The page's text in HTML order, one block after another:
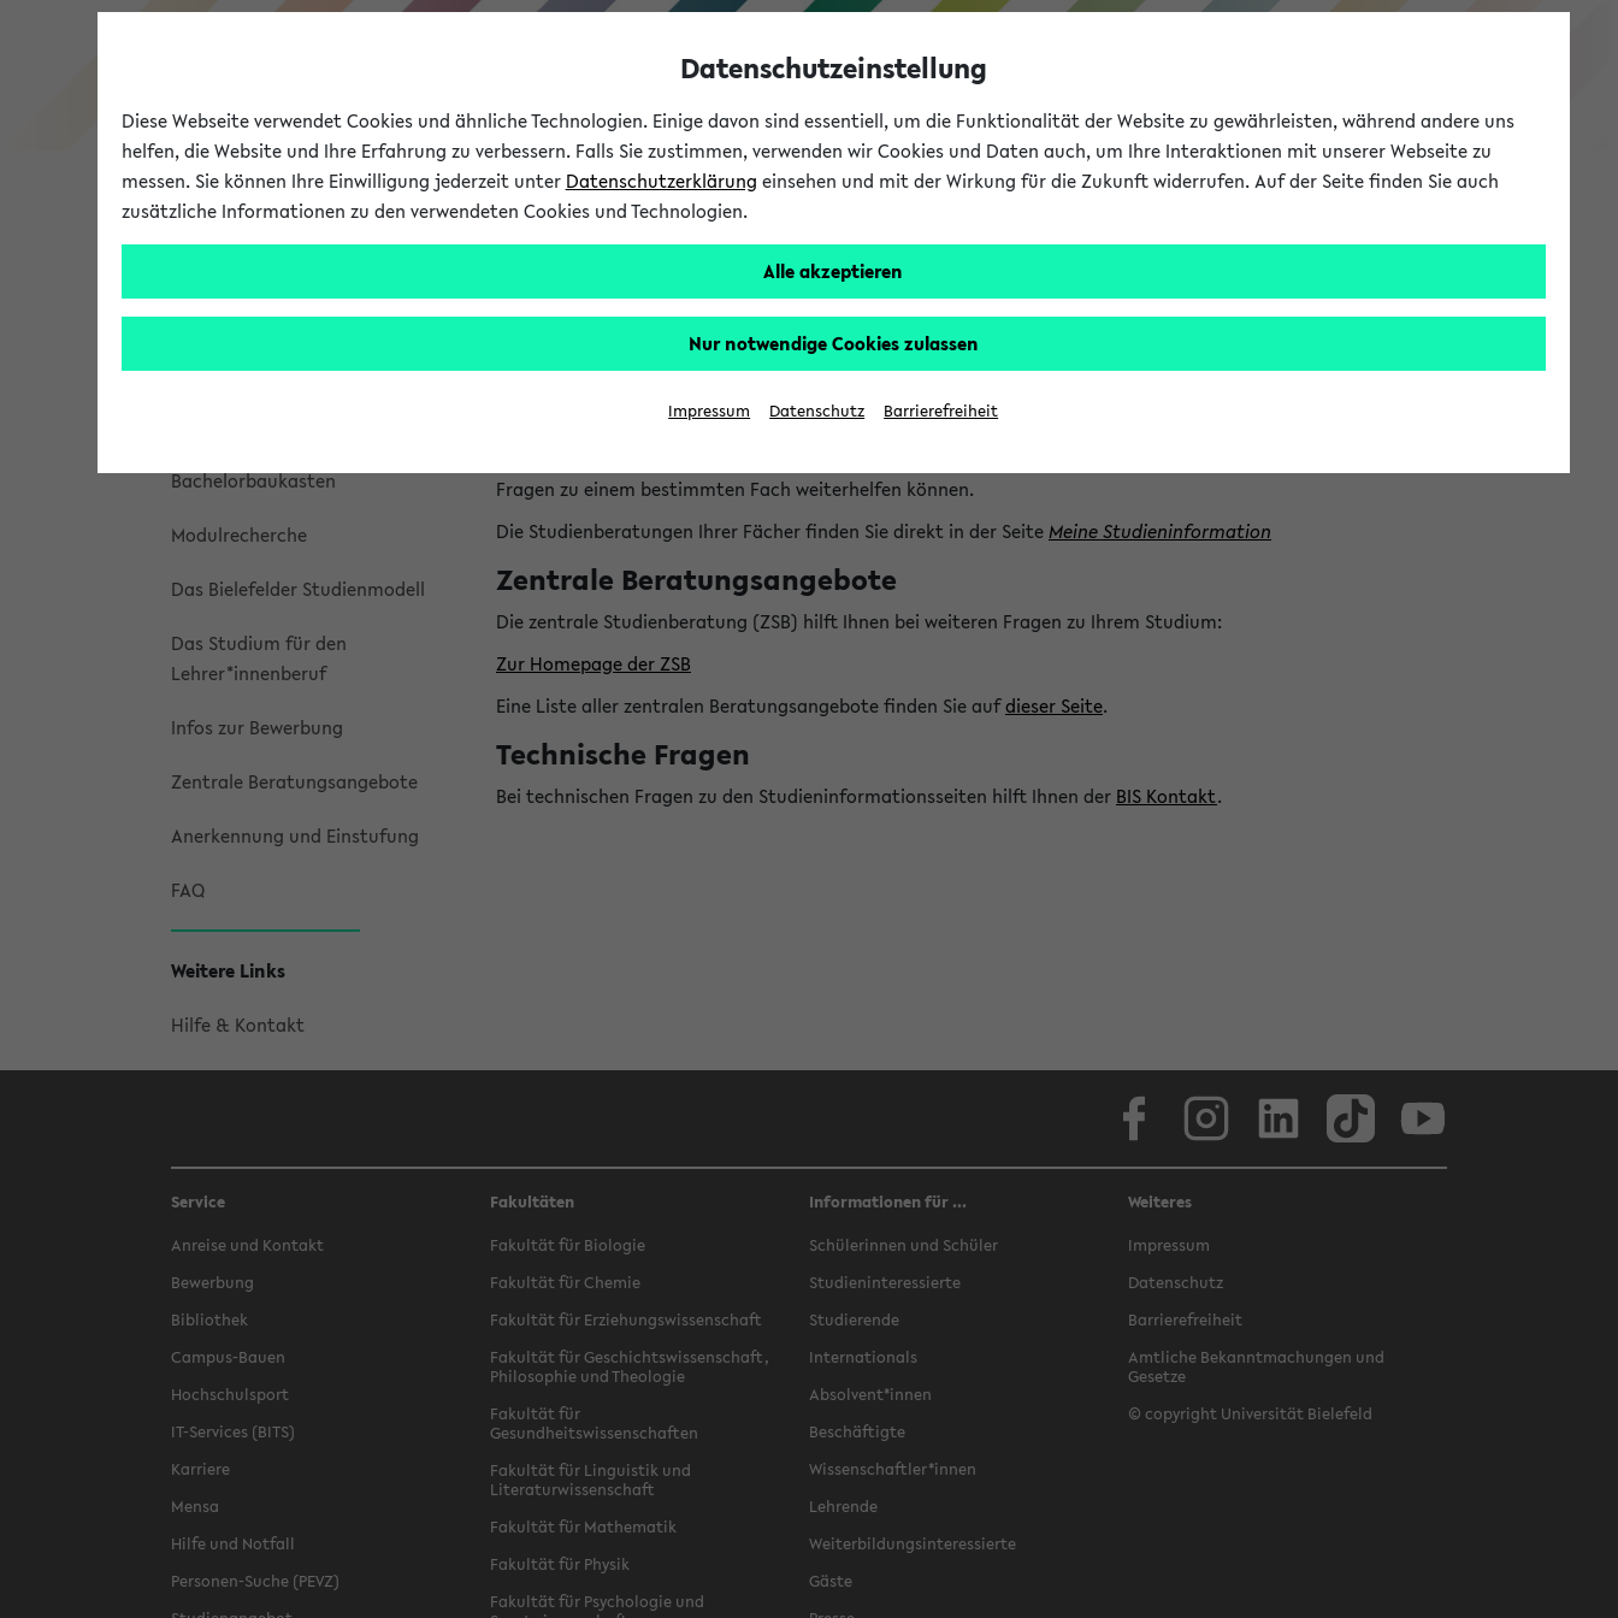
Studieninformation
Universität Forschung Studium
Studienangebot
Bachelorbaukasten
Modulrecherche
Das Bielefelder Studienmodell
Das Studium für den
Lehrer*innenberuf
Infos zur Bewerbung
Zentrale Beratungsangebote
Anerkennung und Einstufung
FAQ
Weitere Links
Hilfe & Kontakt
Hilfe & Kontakt
Sie haben Fragen zum Studienangebot?
Studienberatungen der Fächer
Fragen zu einem bestimmten Fach weiterhelfen können.
Die Studienberatungen Ihrer Fächer finden Sie direkt in der SeiteMeine Studieninformation
Zentrale Beratungsangebote
Die zentrale Studienberatung (ZSB) hilft Ihnen bei weiteren Fragen zu Ihrem Studium:
Zur Homepage der ZSB
Eine Liste aller zentralen Beratungsangebote finden Sie aufdieser Seite.
Technische Fragen
Bei technischen Fragen zu den Studieninformationsseiten hilft Ihnen der BIS Kontakt.
Service
Anreise und Kontakt
Bewerbung
Bibliothek
Campus-Bauen
Hochschulsport
IT-Services (BITS)
Karriere
Mensa
Hilfe und Notfall
Personen-Suche (PEVZ)
Fakultäten
Fakultät für Biologie
Fakultät für Chemie
Fakultät für Erziehungswissenschaft
Fakultät für Geschichtswissenschaft,
Philosophie und Theologie
Fakultät für
Gesundheitswissenschaften
Fakultät für Linguistik und
Literaturwissenschaft
Fakultät für Mathematik
Fakultät für Physik
Fakultät für Psychologie und
Informationen für ...
Schülerinnen und Schüler
Studieninteressierte
Studierende
Internationals
Absolvent*innen
Beschäftigte
Wissenschaftler*innen
Lehrende
Weiterbildungsinteressierte
Gäste
Weiteres
Impressum
Datenschutz
Barrierefreiheit
Amtliche Bekanntmachungen und
Gesetze
© copyright Universität Bielefeld
Datenschutzeinstellung
Diese Webseite verwendet Cookies und ähnliche Technologien. Einige davon sind essentiell, um die Funktionalität der Website zu gewährleisten, während andere uns
helfen, die Website und Ihre Erfahrung zu verbessern. Falls Sie zustimmen, verwenden wir Cookies und Daten auch, um Ihre Interaktionen mit unserer Webseite zu
messen. Sie können Ihre Einwilligung jederzeit unter Datenschutzerklärung einsehen und mit der Wirkung für die Zukunft widerrufen. Auf der Seite finden Sie auch
zusätzliche Informationen zu den verwendeten Cookies und Technologien.
Alle akzeptieren
Nur notwendige Cookies zulassen
Impressum Datenschutz Barrierefreiheit